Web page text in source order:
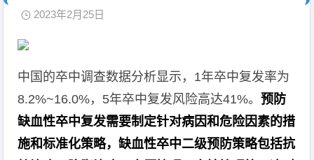
2023年2月25日
中国的卒中调查数据分析显示，1年卒中复发率为
8.2%~16.0%，5年卒中复发风险高达41%。预防
缺血性卒中复发需要制定针对病因和危险因素的措
施和标准化策略，缺血性卒中二级预防策略包括抗